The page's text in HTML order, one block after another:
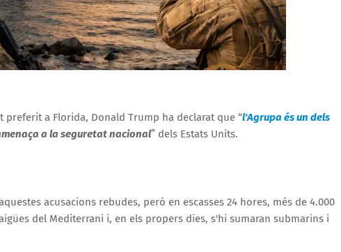
a Florida, Donald Trump ha declarat que “l'Agrupa és un dels
a la seguretat nacional” dels Estats Units.
acusacions rebudes, però en escasses 24 hores, més de 4.000
del Mediterrani i, en els propers dies, s'hi sumaran submarins i